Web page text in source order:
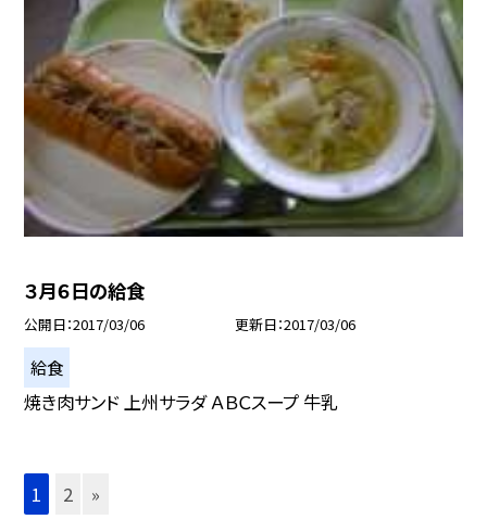
３月６日の給食
公開日 2017/03/06 更新日 2017/03/06
給食
焼き肉サンド 上州サラダ ＡＢＣスープ 牛乳
1 2 »